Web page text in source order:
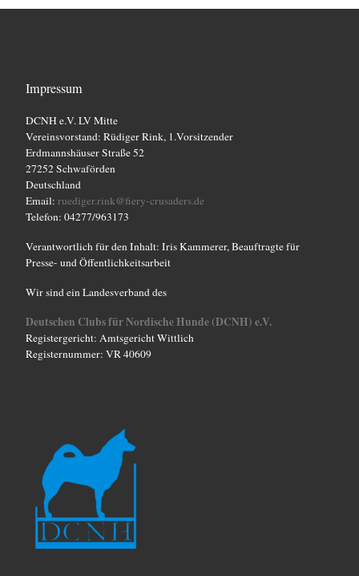
Impressum
DCNH e.V. LV Mitte
Vereinsvorstand: Rüdiger Rink, 1.Vorsitzender
Erdmannshäuser Straße 52
27252 Schwaförden
Deutschland
Email: ruediger.rink@fiery-crusaders.de
Telefon: 04277/963173
Verantwortlich für den Inhalt: Iris Kammerer, Beauftragte für
Presse- und Öffentlichkeitsarbeit
Wir sind ein Landesverband des
Deutschen Clubs für Nordische Hunde (DCNH) e.V.
Registergericht: Amtsgericht Wittlich
Registernummer: VR 40609